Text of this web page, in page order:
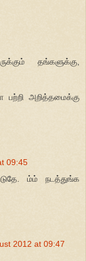
தங்களுக்கு,
பற்றி அறித்தமைக்கு
09:45
ம்ம் நடத்துங்க
2012 at 09:47